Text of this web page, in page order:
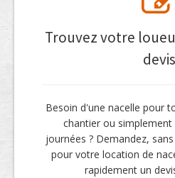
Trouvez votre
devis
Besoin d'une nacelle pour
chantier ou
journées ? Demandez,
pour votre location de
rapidement un